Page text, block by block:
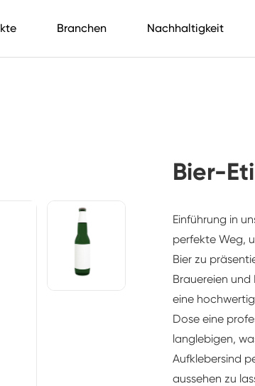
Branchen Nachhaltigkeit
Bier-
Einführung in
perfekte Weg,
Bier zu
Brauereien
eine
Dose eine
langlebigen,
Aufklebersind
aussehen zu